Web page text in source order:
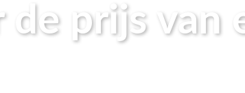
de prijs van